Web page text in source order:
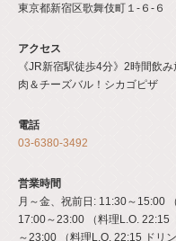
東京都新宿区歌舞伎町１-６-
アクセス
《JR新宿駅徒歩4分》2時間飲
肉＆チーズバル！シカゴピザ
電話
03-6380-3492
営業時間
月～金、祝前日: 11:30～15:00
17:00～23:00 （料理L.O. 22:15
～23:00 （料理L.O. 22:15 ドリ